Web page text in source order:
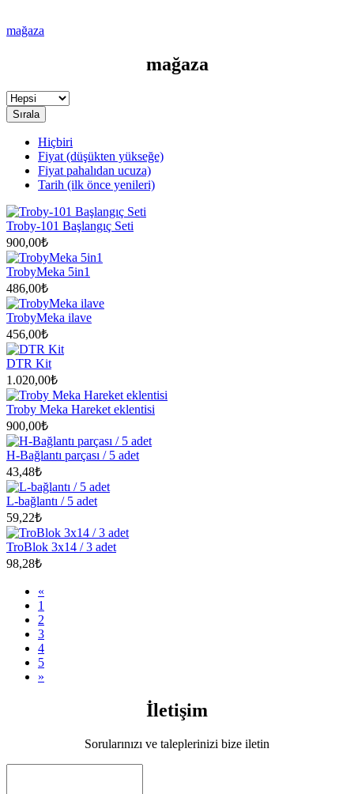
mağaza
mağaza
Sırala
Hiçbiri
Fiyat (düşükten yükseğe)
Fiyat pahalıdan ucuza)
Tarih (ilk önce yenileri)
Troby-101 Başlangıç Seti
900,00₺
TrobyMeka 5in1
486,00₺
TrobyMeka ilave
456,00₺
DTR Kit
1.020,00₺
Troby Meka Hareket eklentisi
900,00₺
H-Bağlantı parçası / 5 adet
43,48₺
L-bağlantı / 5 adet
59,22₺
TroBlok 3x14 / 3 adet
98,28₺
«
1
2
3
4
5
»
İletişim
Sorularınızı ve taleplerinizi bize iletin